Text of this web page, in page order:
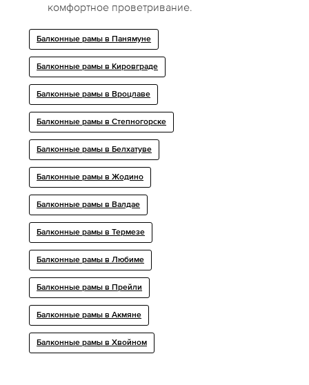
комфортное проветривание.
Балконные рамы в Панямуне
Балконные рамы в Кировграде
Балконные рамы в Вроцлаве
Балконные рамы в Степногорске
Балконные рамы в Белхатуве
Балконные рамы в Жодино
Балконные рамы в Валдае
Балконные рамы в Термезе
Балконные рамы в Любиме
Балконные рамы в Прейли
Балконные рамы в Акмяне
Балконные рамы в Хвойном